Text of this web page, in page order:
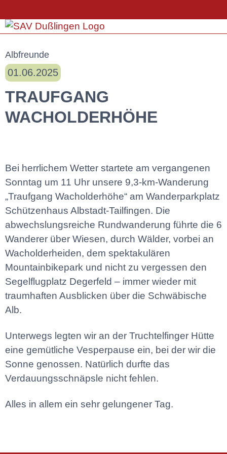
Albfreunde
01.06.2025
TRAUFGANG
WACHOLDERHÖHE
Bei herrlichem Wetter startete am vergangenen
Sonntag um 11 Uhr unsere 9,3-km-Wanderung
„Traufgang Wacholderhöhe“ am Wanderparkplatz
Schützenhaus Albstadt-Tailfingen. Die
abwechslungsreiche Rundwanderung führte die 6
Wanderer über Wiesen, durch Wälder, vorbei an
Wacholderheiden, dem spektakulären
Mountainbikepark und nicht zu vergessen den
Segelflugplatz Degerfeld – immer wieder mit
traumhaften Ausblicken über die Schwäbische
Alb.
Unterwegs legten wir an der Truchtelfinger Hütte
eine gemütliche Vesperpause ein, bei der wir die
Sonne genossen. Natürlich durfte das
Verdauungsschnäpsle nicht fehlen.
Alles in allem ein sehr gelungener Tag.